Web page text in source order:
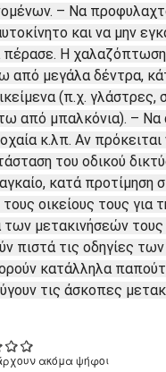
– Να
και να μην
πέρασε. Η
από μεγάλα δέντρα,
(π.χ.
από μπαλκόνια). – Να
κ.λπ. Αν
του οδικού
κατά
οικείους τους για
μετακινήσεών
πιστά τις οδηγίες
κατάλληλα
τις άσκοπες
ακόμα ψήφοι